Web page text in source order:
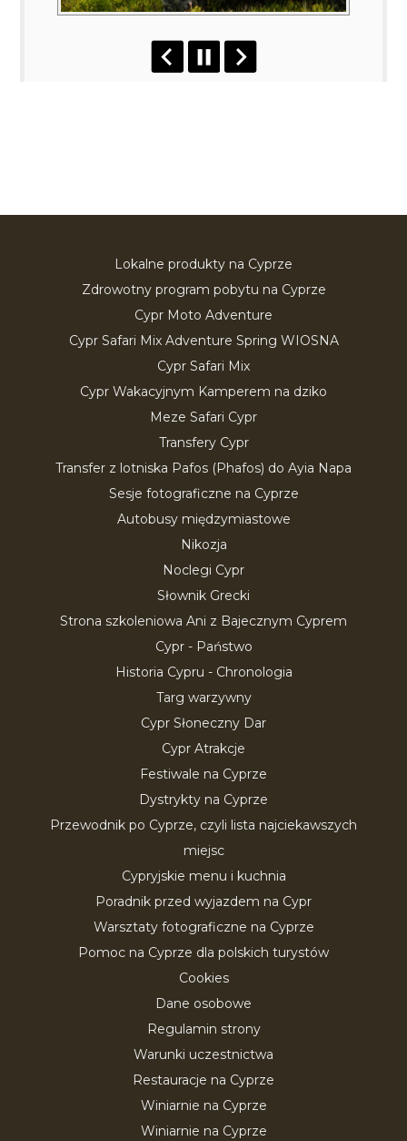
Lokalne produkty na Cyprze
Zdrowotny program pobytu na Cyprze
Cypr Moto Adventure
Cypr Safari Mix Adventure Spring WIOSNA
Cypr Safari Mix
Cypr Wakacyjnym Kamperem na dziko
Meze Safari Cypr
Transfery Cypr
Transfer z lotniska Pafos (Phafos) do Ayia Napa
Sesje fotograficzne na Cyprze
Autobusy międzymiastowe
Nikozja
Noclegi Cypr
Słownik Grecki
Strona szkoleniowa Ani z Bajecznym Cyprem
Cypr - Państwo
Historia Cypru - Chronologia
Targ warzywny
Cypr Słoneczny Dar
Cypr Atrakcje
Festiwale na Cyprze
Dystrykty na Cyprze
Przewodnik po Cyprze, czyli lista najciekawszych
miejsc
Cypryjskie menu i kuchnia
Poradnik przed wyjazdem na Cypr
Warsztaty fotograficzne na Cyprze
Pomoc na Cyprze dla polskich turystów
Cookies
Dane osobowe
Regulamin strony
Warunki uczestnictwa
Restauracje na Cyprze
Winiarnie na Cyprze
Winiarnie na Cyprze